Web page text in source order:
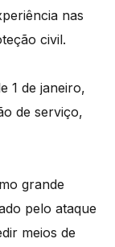
nas
civil.
1 de janeiro,
de serviço,
grande
pelo ataque
meios de